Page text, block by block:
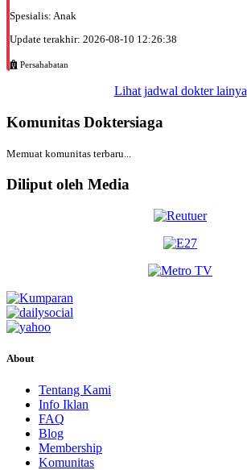
Spesialis: Anak
Update terakhir: 2026-08-10 12:26:38
Persahabatan
Lihat jadwal dokter lainya
Komunitas Doktersiaga
Memuat komunitas terbaru...
Diliput oleh Media
About
Tentang Kami
Info Iklan
FAQ
Blog
Membership
Komunitas